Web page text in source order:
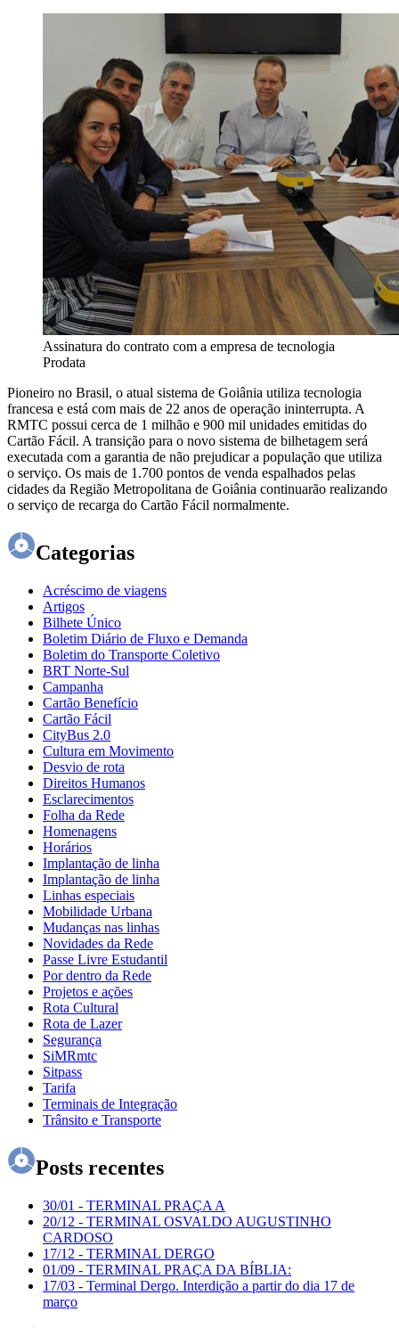
Assinatura do contrato com a empresa de tecnologia
Prodata
Pioneiro no Brasil, o atual sistema de Goiânia utiliza tecnologia
francesa e está com mais de 22 anos de operação ininterrupta. A
RMTC possui cerca de 1 milhão e 900 mil unidades emitidas do
Cartão Fácil. A transição para o novo sistema de bilhetagem será
executada com a garantia de não prejudicar a população que utiliza
o serviço. Os mais de 1.700 pontos de venda espalhados pelas
cidades da Região Metropolitana de Goiânia continuarão realizando
o serviço de recarga do Cartão Fácil normalmente.
Categorias
Acréscimo de viagens
Artigos
Bilhete Único
Boletim Diário de Fluxo e Demanda
Boletim do Transporte Coletivo
BRT Norte-Sul
Campanha
Cartão Benefício
Cartão Fácil
CityBus 2.0
Cultura em Movimento
Desvio de rota
Direitos Humanos
Esclarecimentos
Folha da Rede
Homenagens
Horários
Implantação de linha
Implantação de linha
Linhas especiais
Mobilidade Urbana
Mudanças nas linhas
Novidades da Rede
Passe Livre Estudantil
Por dentro da Rede
Projetos e ações
Rota Cultural
Rota de Lazer
Segurança
SiMRmtc
Sitpass
Tarifa
Terminais de Integração
Trânsito e Transporte
Posts recentes
30/01 - TERMINAL PRAÇA A
20/12 - TERMINAL OSVALDO AUGUSTINHO
CARDOSO
17/12 - TERMINAL DERGO
01/09 - TERMINAL PRAÇA DA BÍBLIA:
17/03 - Terminal Dergo. Interdição a partir do dia 17 de
março